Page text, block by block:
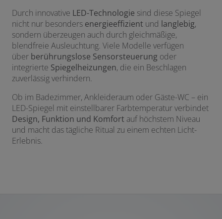
Durch innovative LED-Technologie sind diese Spiegel
nicht nur besonders energieeffizient und langlebig,
sondern überzeugen auch durch gleichmäßige,
blendfreie Ausleuchtung. Viele Modelle verfügen
über berührungslose Sensorsteuerung oder
integrierte Spiegelheizungen, die ein Beschlagen
zuverlässig verhindern.
Ob im Badezimmer, Ankleideraum oder Gäste-WC – ein
LED-Spiegel mit einstellbarer Farbtemperatur verbindet
Design, Funktion und Komfort auf höchstem Niveau
und macht das tägliche Ritual zu einem echten Licht-
Erlebnis.